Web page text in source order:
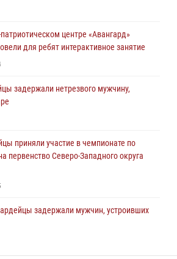
ВНЕВЕДОМСТВЕННОЙ
центре «Авангард»
для ребят интерактивное занятие
задержали нетрезвого мужчину,
приняли участие в чемпионате по
первенство Северо-Западного округа
задержали мужчин, устроивших